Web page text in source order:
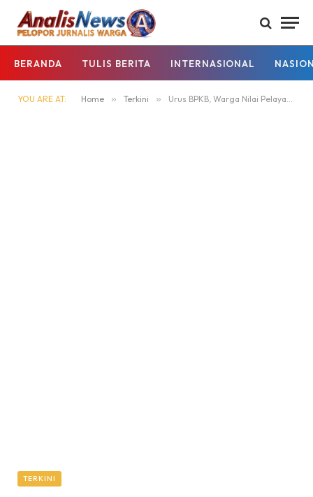
BERANDA TULIS BERITA INTERNASIONAL
YOU ARE AT: Home » Terkini » Urus BPKB, Warga Nilai Pelayanan Bagus dan Usul Fasilitas Fotokopi Didekatkan*
TERKINI